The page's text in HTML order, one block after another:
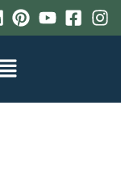
تخطي
إلى